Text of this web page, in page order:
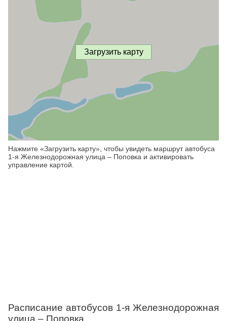
Загрузить карту
Нажмите «Загрузить карту», чтобы увидеть маршрут автобуса
1-я Железнодорожная улица – Поповка и активировать
управление картой.
Расписание автобусов 1-я Железнодорожная
улица – Поповка